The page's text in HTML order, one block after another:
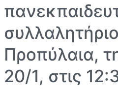
Προπύλαια,
20/1, στις